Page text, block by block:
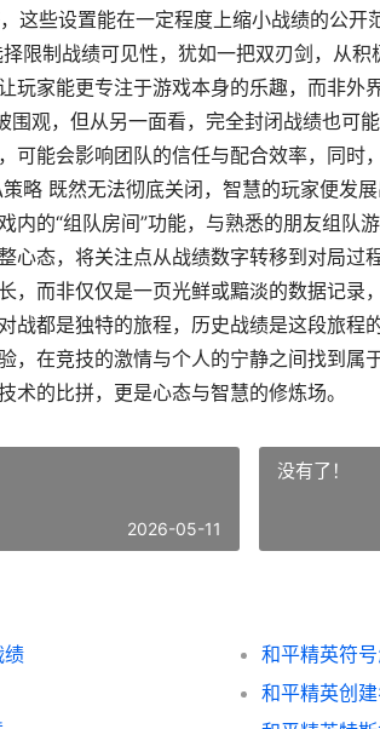
这些设置能在一定程度上缩小战绩的公开
限制战绩可见性，犹如一把双刃剑，从
玩家能更专注于游戏本身的乐趣，而非外
围观，但从另一面看，完全封闭战绩也可
可能会影响团队的信任与配合效率，同时
略 既然无法彻底关闭，智慧的玩家便发
内的“组队房间”功能，与熟悉的朋友组队
心态，将关注点从战绩数字转移到对局过
，而非仅仅是一页光鲜或黯淡的数据记录
战都是独特的旅程，历史战绩是这段旅程
，在竞技的激情与个人的宁静之间找到属
术的比拼，更是心态与智慧的修炼场。
2026-05-11
没有了！
绩
和平精英符
和平精英创